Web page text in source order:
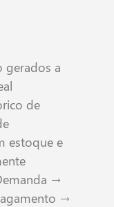
gerados a
de
estoque e
→
→